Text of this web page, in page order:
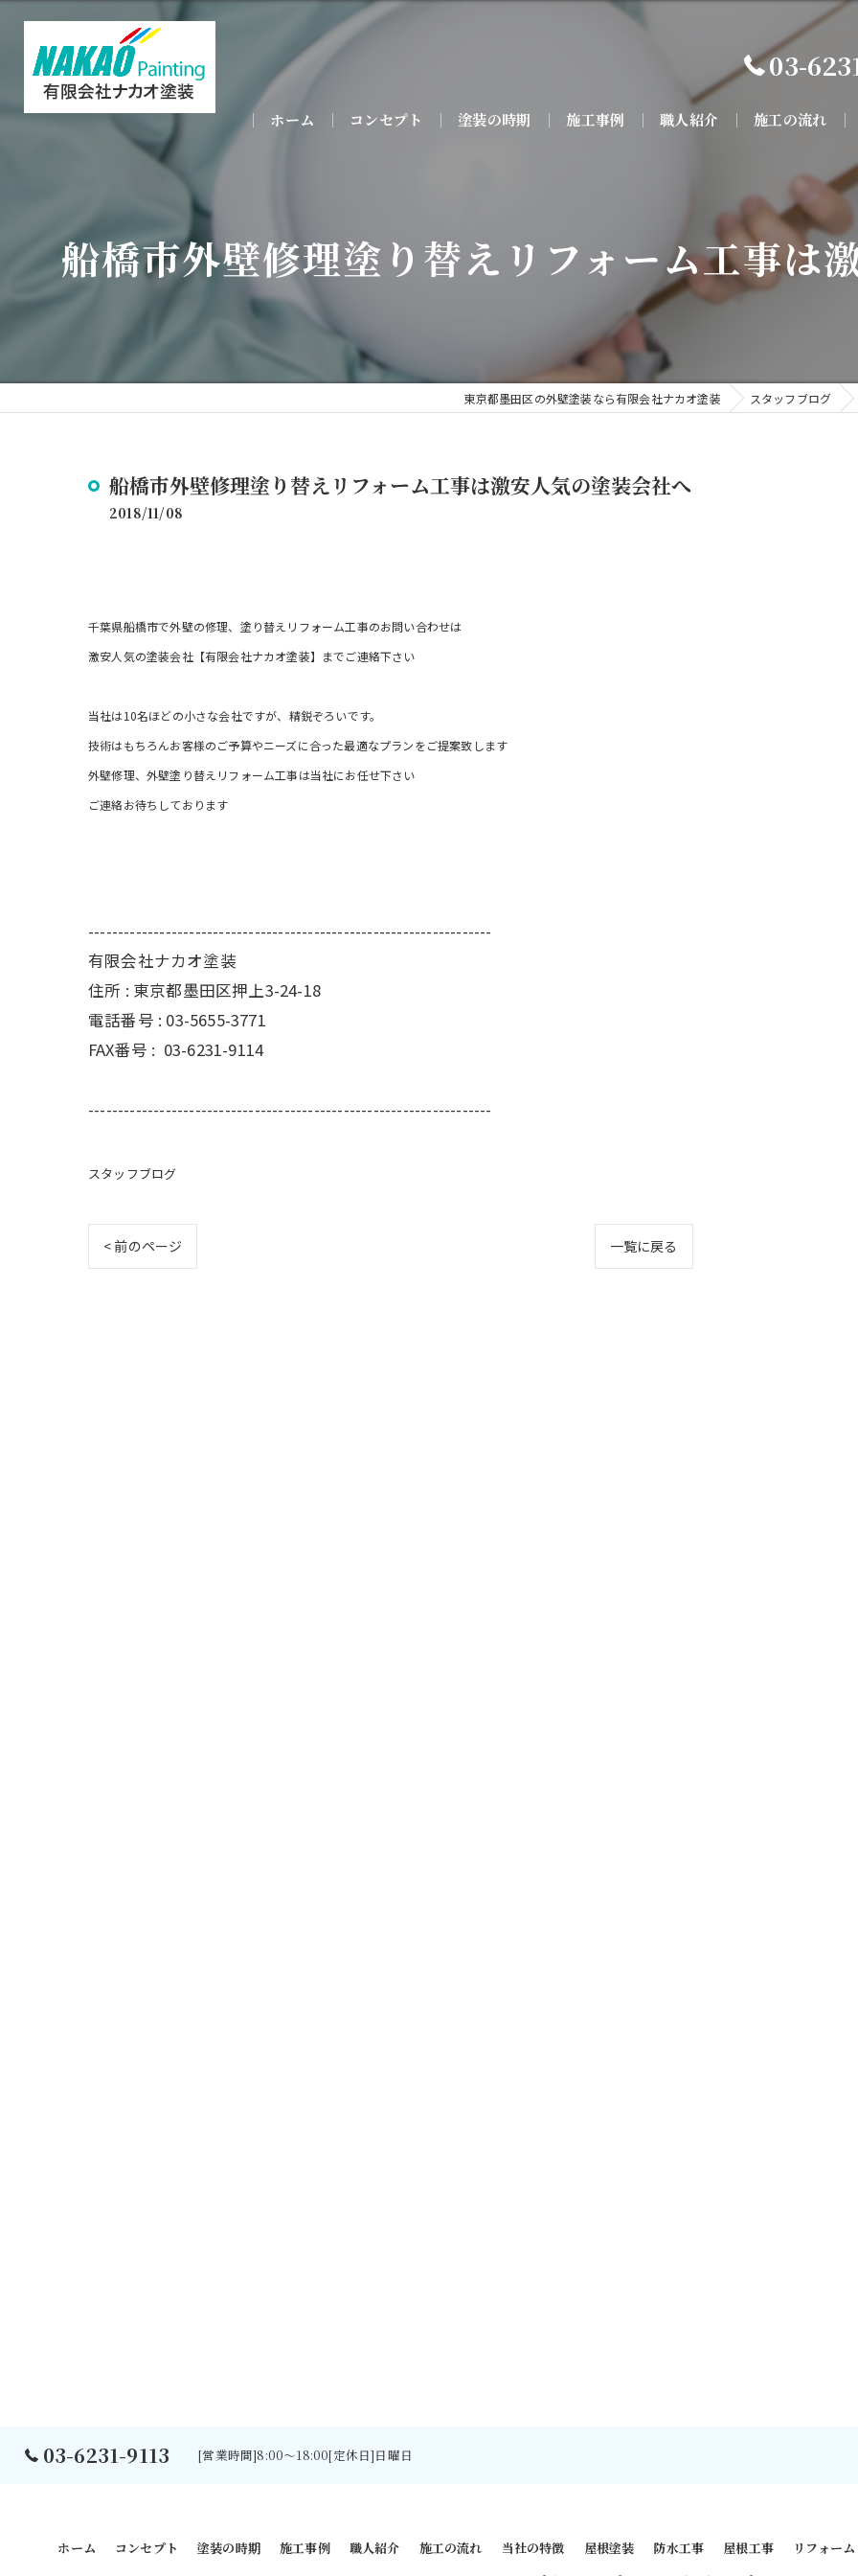
03-
ホーム コンセプト 塗装の時期 施工事例 職人紹介 施工の流れ
船橋市外壁修理塗り替えリフォーム工事は
東京都墨田区の外壁塗装なら有限会社ナカオ塗装 スタッフブログ
船橋市外壁修理塗り替えリフォーム工事は激安人気の塗装会社へ
2018/11/08
千葉県船橋市で外壁の修理、塗り替えリフォーム工事のお問い合わせは
激安人気の塗装会社【有限会社ナカオ塗装】までご連絡下さい
当社は10名ほどの小さな会社ですが、精鋭ぞろいです。
技術はもちろんお客様のご予算やニーズに合った最適なプランをご提案致します
外壁修理、外壁塗り替えリフォーム工事は当社にお任せ下さい
ご連絡お待ちしております
--------------------------------------------------------------------
有限会社ナカオ塗装
住所 : 東京都墨田区押上3-24-18
電話番号 : 03-5655-3771
FAX番号 : 03-6231-9114
--------------------------------------------------------------------
スタッフブログ
< 前のページ 一覧に戻る
03-6231-9113 [営業時間]8:00～18:00[定休日]日曜日
ホーム コンセプト 塗装の時期 施工事例 職人紹介 施工の流れ 当社の特徴 屋根塗装 防水工事 屋根工事 リフォーム